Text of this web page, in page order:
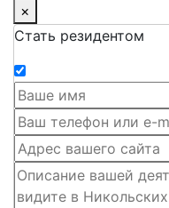
×
Стать резидентом